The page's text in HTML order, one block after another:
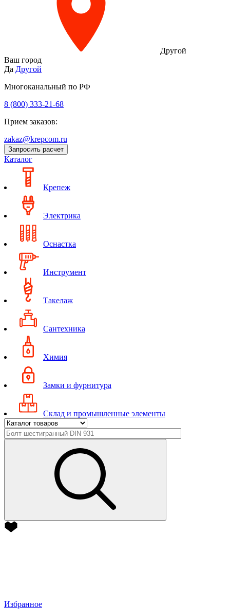
Другой
Ваш город
Да Другой
Многоканальный по РФ
8 (800) 333‑21-68
Прием заказов:
zakaz@krepcom.ru
Запросить расчет
Каталог
Крепеж
Электрика
Оснастка
Инструмент
Такелаж
Сантехника
Химия
Замки и фурнитура
Склад и промышленные элементы
Избранное